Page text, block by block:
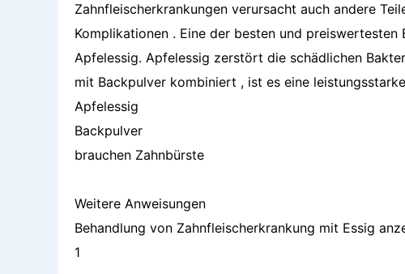
Zahnfleischerkrankungen verursacht auch andere
Komplikationen . Eine der besten und
Apfelessig. Apfelessig zerstört die schädlichen
mit Backpulver kombiniert , ist es eine
Apfelessig
Backpulver
brauchen Zahnbürste
Weitere Anweisungen
Behandlung von Zahnfleischerkrankung mit Essig
1